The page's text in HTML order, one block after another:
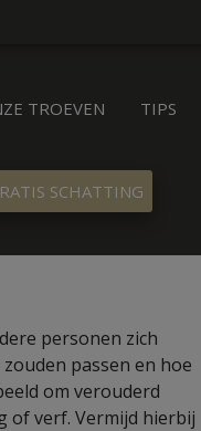
TROEVEN TIPS
SCHATTING
personen zich
passen en hoe
om verouderd
of verf. Vermijd hierbij